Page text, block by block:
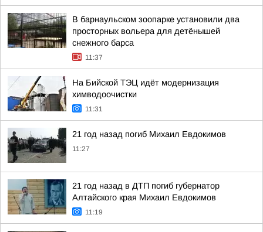
В барнаульском зоопарке установили два
просторных вольера для детёнышей
снежного барса
11:37
На Бийской ТЭЦ идёт модернизация
химводоочистки
11:31
21 год назад погиб Михаил Евдокимов
11:27
21 год назад в ДТП погиб губернатор
Алтайского края Михаил Евдокимов
11:19